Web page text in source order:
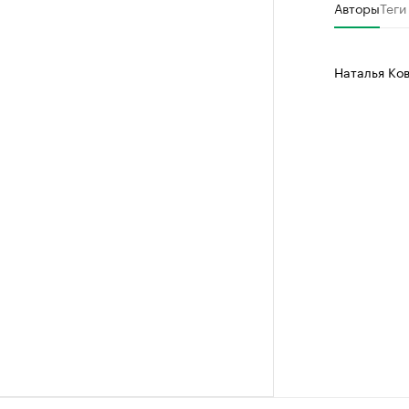
АвторыТеги
Наталья